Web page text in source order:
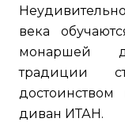
века
монаршей
традиции
диван ИТАН.